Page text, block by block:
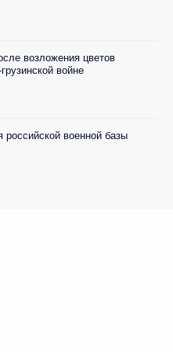
возложения цветов
войне
военной базы